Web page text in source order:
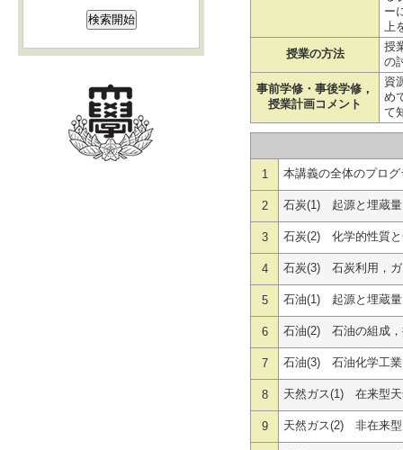
ー
上
授業の方法
授
の
事前学修・事後学修，
授業計画コメント
資
め
て
1 本講義の全体のプロ
2 石炭(1) 起源と埋蔵量
3 石炭(2) 化学的性質と
4 石炭(3) 石炭利用，ガ
5 石油(1) 起源と埋蔵量
6 石油(2) 石油の組成，
7 石油(3) 石油化学工業
8 天然ガス(1) 在来型
9 天然ガス(2) 非在来型